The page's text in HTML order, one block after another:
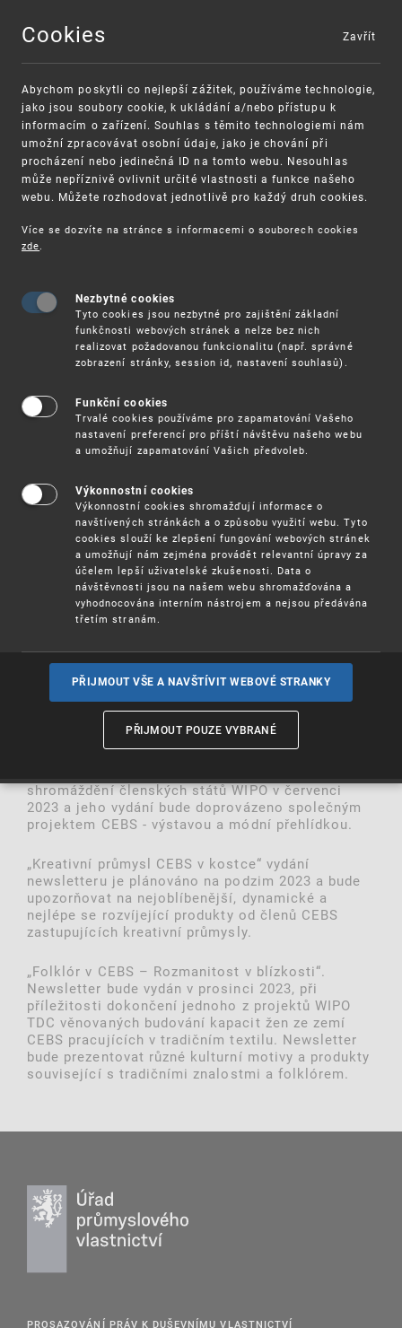
MENU
UPV
CEBS newslettery 2023
S myšlenkou vydávat čtvrtletně newslettery
skupiny CEBS přišlo Polsko, jakožto současný
pobaltských zemí (CEBS). Cílem iniciativy je
zviditelnit, propagovat a informovat o úsilí
vyvíjeném zeměmi CEBS v tématech a
záležitostech souvisejících s WIPO, informovat o
investicích uskutečněných s cílem překlenout
mezeru a splnit cíle mezinárodních ambicí.
Newslettery ukáží společnou práci zemí CEBS a
přidanou hodnotu regionální spolupráce.
Tématem 1. newsletteru jsou „Ženy v oblasti
inovací a kreativity“. Newsletter představuje
úspěchy žen z regionu CEBS v oblasti inovací a
kreativity. Byl vydán 26.dubna na Mezinárodní den
letošní rok jsou „Ženy a duševní vlastnictví:
urychlení inovací a kreativity“.
Témata dalších Newsletterů budou následující:
„Úspěchy CEBS v průmyslovém designu“ –
shromáždění členských států WIPO v červenci
2023 a jeho vydání bude doprovázeno společným
projektem CEBS - výstavou a módní přehlídkou.
„Kreativní průmysl CEBS v kostce“ vydání
newsletteru je plánováno na podzim 2023 a bude
upozorňovat na nejoblíbenější, dynamické a
nejlépe se rozvíjející produkty od členů CEBS
zastupujících kreativní průmysly.
„Folklór v CEBS – Rozmanitost v blízkosti“.
Newsletter bude vydán v prosinci 2023, při
příležitosti dokončení jednoho z projektů WIPO
TDC věnovaných budování kapacit žen ze zemí
CEBS pracujících v tradičním textilu. Newsletter
bude prezentovat různé kulturní motivy a produkty
související s tradičními znalostmi a folklórem.
PROSAZOVÁNÍ PRÁV K DUŠEVNÍMU VLASTNICTVÍ
Cookies
Abychom poskytli co nejlepší zážitek, používáme technologie,
jako jsou soubory cookie, k ukládání a/nebo přístupu k
informacím o zařízení. Souhlas s těmito technologiemi nám
umožní zpracovávat osobní údaje, jako je chování při
procházení nebo jedinečná ID na tomto webu. Nesouhlas
může nepříznivě ovlivnit určité vlastnosti a funkce našeho
webu. Můžete rozhodovat jednotlivě pro každý druh cookies.
Více se dozvíte na stránce s informacemi o souborech cookies
zde.
Nezbytné cookies
Tyto cookies jsou nezbytné pro zajištění základní
funkčnosti webových stránek a nelze bez nich
realizovat požadovanou funkcionalitu (např. správné
zobrazení stránky, session id, nastavení souhlasů).
Funkční cookies
Trvalé cookies používáme pro zapamatování Vašeho
nastavení preferencí pro příští návštěvu našeho webu
a umožňují zapamatování Vašich předvoleb.
Výkonnostní cookies
Výkonnostní cookies shromažďují informace o
navštívených stránkách a o způsobu využití webu. Tyto
cookies slouží ke zlepšení fungování webových stránek
a umožňují nám zejména provádět relevantní úpravy za
účelem lepší uživatelské zkušenosti. Data o
návštěvnosti jsou na našem webu shromažďována a
vyhodnocována interním nástrojem a nejsou předávána
třetím stranám.
PŘIJMOUT VŠE A NAVŠTÍVIT WEBOVÉ STRANKY
PŘIJMOUT POUZE VYBRANÉ
Zavřít